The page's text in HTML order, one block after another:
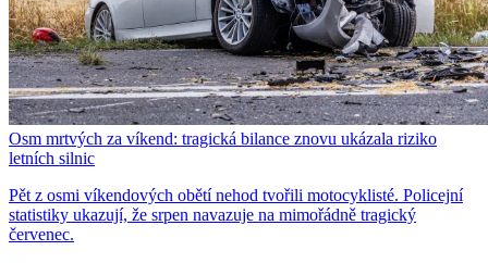
Osm mrtvých za víkend: tragická bilance znovu ukázala riziko
letních silnic
Pět z osmi víkendových obětí nehod tvořili motocyklisté. Policejní
statistiky ukazují, že srpen navazuje na mimořádně tragický
červenec.